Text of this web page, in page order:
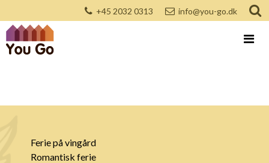
+45 2032 0313 info@you-go.dk
Ferie på vingård
Romantisk ferie